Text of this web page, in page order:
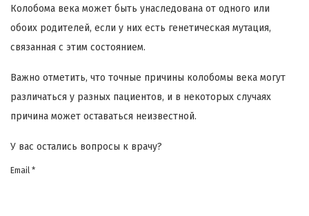
Колобома века может быть унаследована от одного или
обоих родителей, если у них есть генетическая мутация,
связанная с этим состоянием.
Важно отметить, что точные причины колобомы века могут
различаться у разных пациентов, и в некоторых случаях
причина может оставаться неизвестной.
У вас остались вопросы к врачу?
Email *